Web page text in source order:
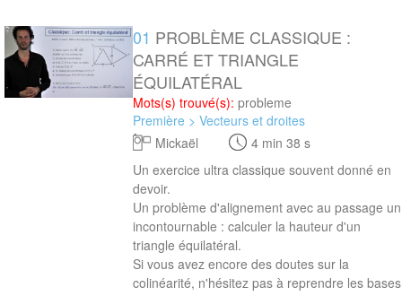
4 min 38 s
01 PROBLÈME CLASSIQUE :
CARRÉ ET TRIANGLE
ÉQUILATÉRAL
Mots(s) trouvé(s): probleme
Première > Vecteurs et droites
Mickaël
4 min 38 s
Un exercice ultra classique souvent donné en
devoir.
Un problème d'alignement avec au passage un
incontournable : calculer la hauteur d'un
triangle équilatéral.
Si vous avez encore des doutes sur la
colinéarité, n'hésitez pas à reprendre les bases